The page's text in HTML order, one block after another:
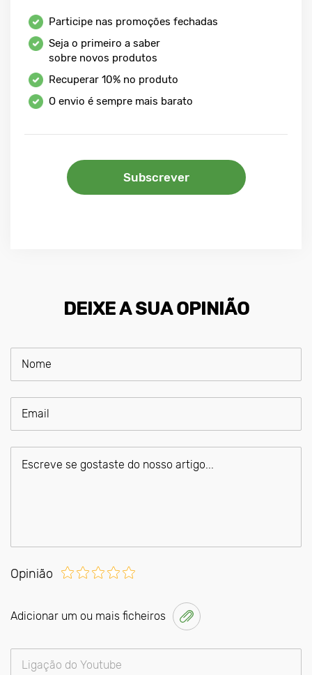
Participe nas promoções fechadas
Seja o primeiro a saber
sobre novos produtos
Recuperar 10% no produto
O envio é sempre mais barato
Subscrever
DEIXE A SUA OPINIÃO
Opinião
Adicionar um ou mais ficheiros